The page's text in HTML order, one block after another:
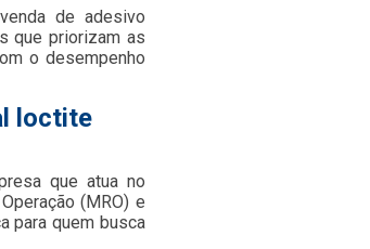
de adesivo
que priorizam as
o desempenho
loctite
que atua no
(MRO) e
para quem busca